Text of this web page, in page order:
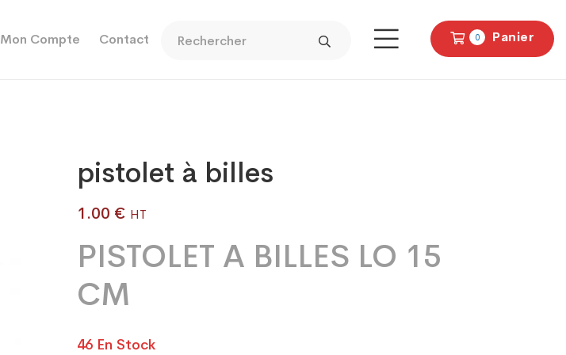
0 Panier
Mon Compte Contact
pistolet à billes
1.00 € HT
PISTOLET A BILLES LO 15
CM
46 En Stock